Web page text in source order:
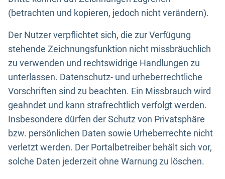
(betrachten und kopieren, jedoch nicht verändern).
Der Nutzer verpflichtet sich, die zur Verfügung
stehende Zeichnungsfunktion nicht missbräuchlich
zu verwenden und rechtswidrige Handlungen zu
unterlassen. Datenschutz- und urheberrechtliche
Vorschriften sind zu beachten. Ein Missbrauch wird
geahndet und kann strafrechtlich verfolgt werden.
Insbesondere dürfen der Schutz von Privatsphäre
bzw. persönlichen Daten sowie Urheberrechte nicht
verletzt werden. Der Portalbetreiber behält sich vor,
solche Daten jederzeit ohne Warnung zu löschen.